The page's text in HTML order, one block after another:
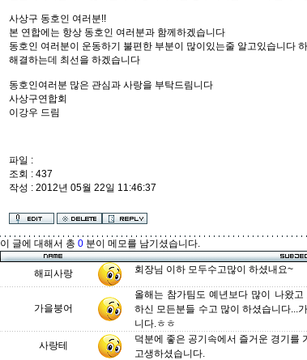
사상구 동호인 여러분!!
본 연합에는 항상 동호인 여러분과 함께하겠습니다
동호인 여러분이 운동하기 불편한 부분이 많이있는줄 알고있습니다
해결하는데 최선을 하겠습니다
동호인여러분 많은 관심과 사랑을 부탁드림니다
사상구연합회
이강우 드림
파일 :
조회 : 437
작성 : 2012년 05월 22일 11:46:37
이 글에 대해서 총 0 분이 메모를 남기셨습니다.
해피사랑 회장님 이하 모두수고많이 하셨내요~
가을붕어
올해는 참가팀도 예년보다 많이 나왔
하신 모든분들 수고 많이 하셨습니다...
니다.ㅎㅎ
사랑테
덕분에 좋은 공기속에서 즐거운 경기를
고생하셨습니다.